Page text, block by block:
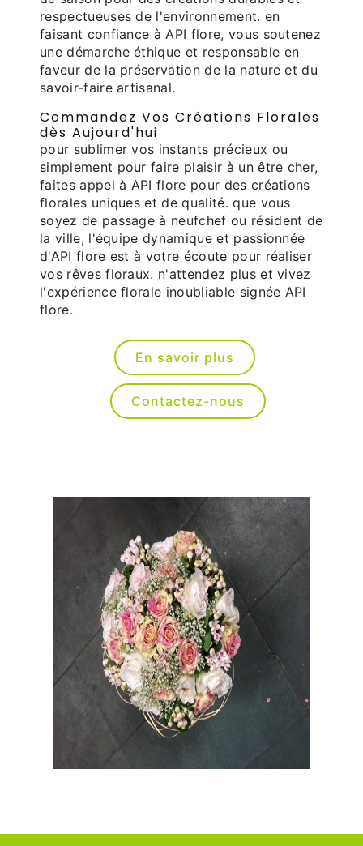
respectueuses de l'environnement. en
faisant confiance à API flore, vous soutenez
une démarche éthique et responsable en
faveur de la préservation de la nature et du
savoir-faire artisanal.
Commandez Vos Créations Florales
dès Aujourd'hui
pour sublimer vos instants précieux ou
simplement pour faire plaisir à un être cher,
faites appel à API flore pour des créations
florales uniques et de qualité. que vous
soyez de passage à neufchef ou résident de
la ville, l'équipe dynamique et passionnée
d'API flore est à votre écoute pour réaliser
vos rêves floraux. n'attendez plus et vivez
l'expérience florale inoubliable signée API
flore.
En savoir plus
Contactez-nous